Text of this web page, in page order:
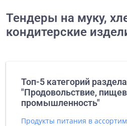
Тендеры на муку,
кондитерские
Топ-5 категорий раздела
"Продовольствие,
промышленность"
Продукты питания в